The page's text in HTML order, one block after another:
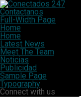
Contactanos
Full-Width Page
Home
Home
Latest News
Meet The Team
Noticias
Publicidad
Sample Page
Typography
Connect with us